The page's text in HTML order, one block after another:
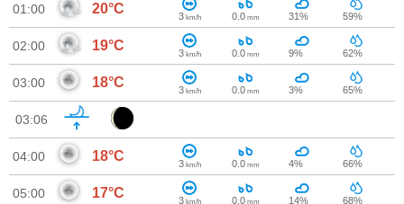
01:00 20°C 3 km/h 0.0 mm 31% 59%
02:00 19°C 3 km/h 0.0 mm 9% 62%
03:00 18°C 3 km/h 0.0 mm 3% 65%
03:06
04:00 18°C 3 km/h 0.0 mm 4% 66%
05:00 17°C 3 km/h 0.0 mm 14% 68%